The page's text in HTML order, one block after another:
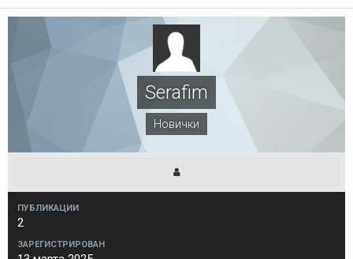
Serafim
Новички
ПУБЛИКАЦИИ
2
ЗАРЕГИСТРИРОВАН